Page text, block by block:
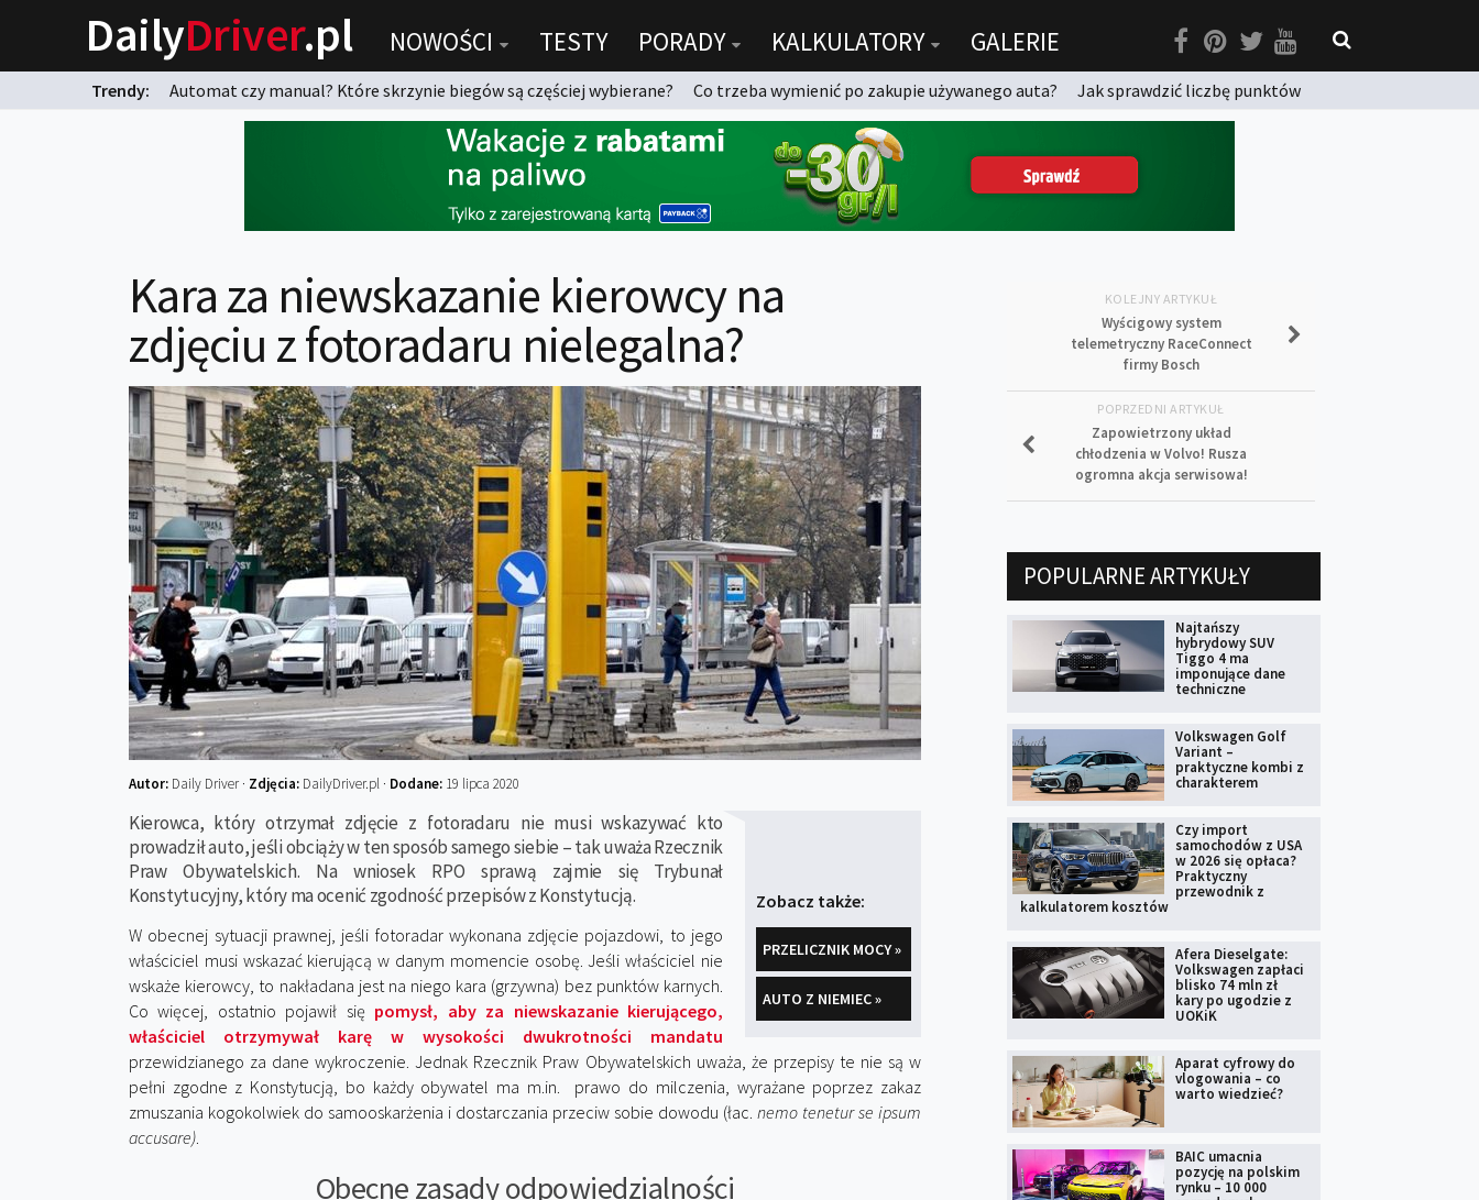
DailyDriver.pl NOWOŚCI TESTY PORADY KALKULATORY GALERIE
Trendy: Automat czy manual? Które skrzynie biegów są częściej wybierane? Co trzeba wymienić po zakupie używanego auta?
Jak sprawdzić liczbę punktów
Kara za niewskazanie kierowcy na
zdjęciu z fotoradaru nielegalna?
Autor: Daily Driver · Zdjęcia: DailyDriver.pl · Dodane: 19 lipca 2020
Zobacz także:
PRZELICZNIK MOCY »
AUTO Z NIEMIEC »
Kierowca, który otrzymał zdjęcie z fotoradaru nie musi wskazywać kto
prowadził auto, jeśli obciąży w ten sposób samego siebie – tak uważa Rzecznik
Praw Obywatelskich. Na wniosek RPO sprawą zajmie się Trybunał
Konstytucyjny, który ma ocenić zgodność przepisów z Konstytucją.
W obecnej sytuacji prawnej, jeśli fotoradar wykonana zdjęcie pojazdowi, to jego
właściciel musi wskazać kierującą w danym momencie osobę. Jeśli właściciel nie
wskaże kierowcy, to nakładana jest na niego kara (grzywna) bez punktów karnych.
Co więcej, ostatnio pojawił się pomysł, aby za niewskazanie kierującego,
właściciel otrzymywał karę w wysokości dwukrotności mandatu
przewidzianego za dane wykroczenie. Jednak Rzecznik Praw Obywatelskich uważa, że przepisy te nie są w
pełni zgodne z Konstytucją, bo każdy obywatel ma m.in. prawo do milczenia, wyrażane poprzez zakaz
zmuszania kogokolwiek do samooskarżenia i dostarczania przeciw sobie dowodu (łac. nemo tenetur se ipsum
accusare).
Obecne zasady odpowiedzialności
KOLEJNY ARTYKUŁ
Wyścigowy system
telemetryczny RaceConnect
firmy Bosch
POPRZEDNI ARTYKUŁ
Zapowietrzony układ
chłodzenia w Volvo! Rusza
ogromna akcja serwisowa!
POPULARNE ARTYKUŁY
Najtańszy
hybrydowy SUV
Tiggo 4 ma
imponujące dane
techniczne
Volkswagen Golf
Variant –
praktyczne kombi z
charakterem
Czy import
samochodów z USA
w 2026 się opłaca?
Praktyczny
przewodnik z
kalkulatorem kosztów
Afera Dieselgate:
Volkswagen zapłaci
blisko 74 mln zł
kary po ugodzie z
UOKiK
Aparat cyfrowy do
vlogowania – co
warto wiedzieć?
BAIC umacnia
pozycję na polskim
rynku – 10 000